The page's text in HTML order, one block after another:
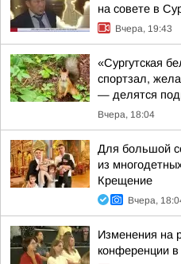
на совете в
Вчера, 19:43
«Сургутская
спортзал,
— делятся
Вчера, 18:04
Для большой
из
Крещение
Вчера,
Изменения на
конференции